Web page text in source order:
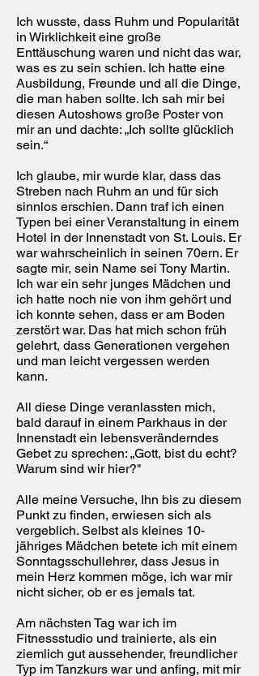
Ich wusste, dass Ruhm und Popularität
in Wirklichkeit eine große
Enttäuschung waren und nicht das war,
was es zu sein schien. Ich hatte eine
Ausbildung, Freunde und all die Dinge,
die man haben sollte. Ich sah mir bei
diesen Autoshows große Poster von
mir an und dachte: „Ich sollte glücklich
sein.“
Ich glaube, mir wurde klar, dass das
Streben nach Ruhm an und für sich
sinnlos erschien. Dann traf ich einen
Typen bei einer Veranstaltung in einem
Hotel in der Innenstadt von St. Louis. Er
war wahrscheinlich in seinen 70ern. Er
sagte mir, sein Name sei Tony Martin.
Ich war ein sehr junges Mädchen und
ich hatte noch nie von ihm gehört und
ich konnte sehen, dass er am Boden
zerstört war. Das hat mich schon früh
gelehrt, dass Generationen vergehen
und man leicht vergessen werden
kann.
All diese Dinge veranlassten mich,
bald darauf in einem Parkhaus in der
Innenstadt ein lebensveränderndes
Gebet zu sprechen: „Gott, bist du echt?
Warum sind wir hier?"
Alle meine Versuche, Ihn bis zu diesem
Punkt zu finden, erwiesen sich als
vergeblich. Selbst als kleines 10-
jähriges Mädchen betete ich mit einem
Sonntagsschullehrer, dass Jesus in
mein Herz kommen möge, ich war mir
nicht sicher, ob er es jemals tat.
Am nächsten Tag war ich im
Fitnessstudio und trainierte, als ein
ziemlich gut aussehender, freundlicher
Typ im Tanzkurs war und anfing, mit mir